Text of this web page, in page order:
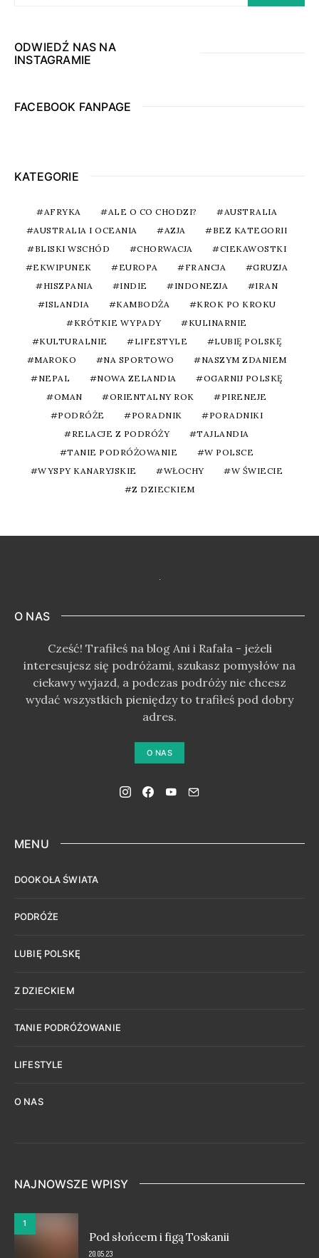
ODWIEDŹ NAS NA
INSTAGRAMIE
FACEBOOK FANPAGE
KATEGORIE
AFRYKA ALE O CO CHODZI?
AUSTRALIA
AUSTRALIA I OCEANIA
AZJA
BEZ KATEGORII
BLISKI WSCHÓD
CHORWACJA
CIEKAWOSTKI
EKWIPUNEK
EUROPA FRANCJA
GRUZJA
HISZPANIA
INDIE INDONEZJA
IRAN
ISLANDIA
KAMBODŻA
KROK PO KROKU
KRÓTKIE WYPADY
KULINARNIE
KULTURALNIE
LIFESTYLE
LUBIĘ POLSKĘ
MAROKO
NA SPORTOWO
NASZYM ZDANIEM
NEPAL
NOWA ZELANDIA
OGARNIJ POLSKĘ
OMAN
ORIENTALNY ROK
PIRENEJE
PODRÓŻE
PORADNIK
PORADNIKI
RELACJE Z PODRÓŻY
TAJLANDIA
TANIE PODRÓŻOWANIE
W POLSCE
WYSPY KANARYJSKIE
WŁOCHY
W ŚWIECIE
Z DZIECKIEM
O NAS
Cześć! Trafiłeś na blog Ani i Rafała - jeżeli
interesujesz się podróżami, szukasz pomysłów na
ciekawy wyjazd, a podczas podróży nie chcesz
wydać wszystkich pieniędzy to trafiłeś pod dobry
adres.
O NAS
MENU
DOOKOŁA ŚWIATA
PODRÓŻE
LUBIĘ POLSKĘ
Z DZIECKIEM
TANIE PODRÓŻOWANIE
LIFESTYLE
O NAS
NAJNOWSZE WPISY
1
Pod słońcem i figą Toskanii
20.05.23